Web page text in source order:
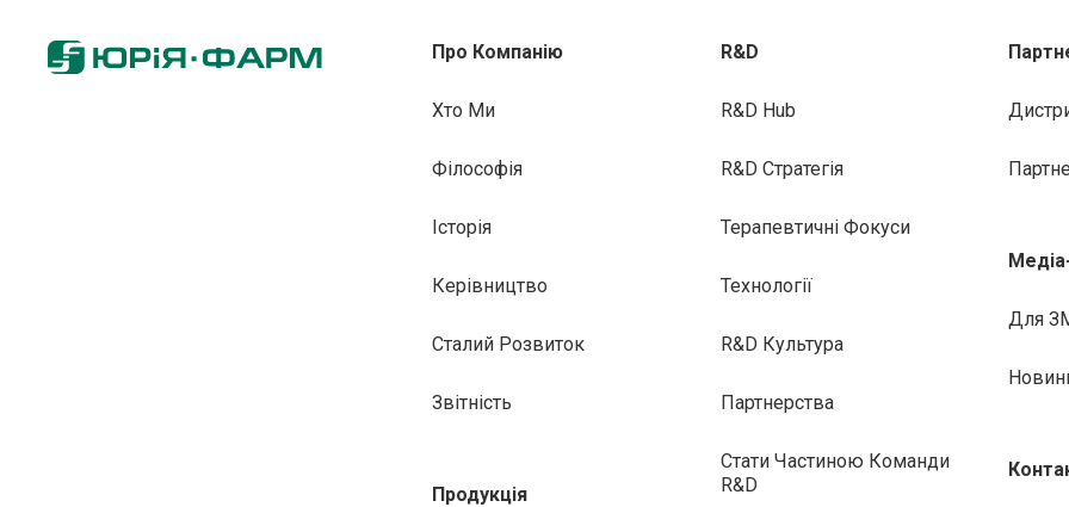
Про Компанію
Хто Ми
Філософія
Історія
Керівництво
Сталий Розвиток
Звітність
Продукція
R&D
R&D Hub
R&D Стратегія
Терапевтичні Фокуси
Технології
R&D Культура
Партнерства
Стати Частиною Команди
R&D
Для